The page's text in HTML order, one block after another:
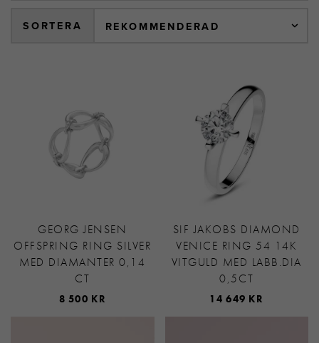
SORTERA
GEORG JENSEN
OFFSPRING RING SILVER
MED DIAMANTER 0,14
CT
8 500 KR
SIF JAKOBS DIAMOND
VENICE RING 54 14K
VITGULD MED LABB.DIA
0,5CT
14 649 KR